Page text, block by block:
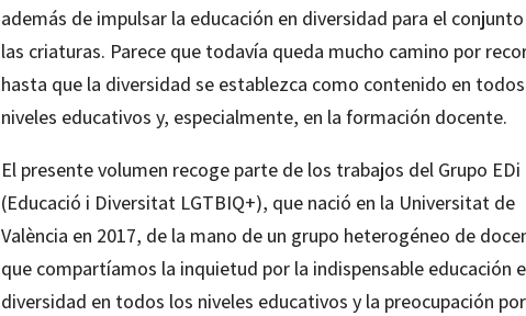
además de impulsar la educación en diversidad para el
las criaturas. Parece que todavía queda mucho camino por
hasta que la diversidad se establezca como contenido en
niveles educativos y, especialmente, en la formación docente.
El presente volumen recoge parte de los trabajos del Grupo EDi
(Educació i Diversitat LGTBIQ+), que nació en la Universitat de
València en 2017, de la mano de un grupo heterogéneo de
que compartíamos la inquietud por la indispensable educación
diversidad en todos los niveles educativos y la preocupación